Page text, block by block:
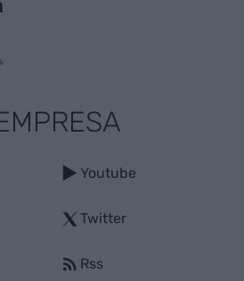
Youtube
Twitter
Rss